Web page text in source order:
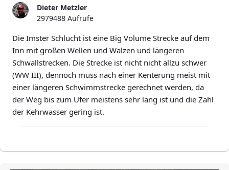
Dieter Metzler
2979488 Aufrufe
Die Imster Schlucht ist eine Big Volume Strecke auf dem
Inn mit großen Wellen und Walzen und längeren
Schwallstrecken. Die Strecke ist nicht nicht allzu schwer
(WW III), dennoch muss nach einer Kenterung meist mit
einer längeren Schwimmstrecke gerechnet werden, da
der Weg bis zum Ufer meistens sehr lang ist und die Zahl
der Kehrwasser gering ist.